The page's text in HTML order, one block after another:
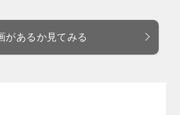
があるか見てみる